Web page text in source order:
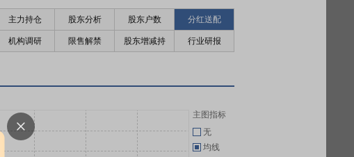
主力持仓 股东分析 股东户数 分红送配
机构调研 限售解禁 股东增减持 行业研报
主图指标
无
均线